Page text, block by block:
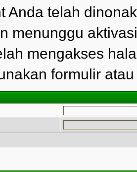
Anda telah
menunggu
mengakses
formulir